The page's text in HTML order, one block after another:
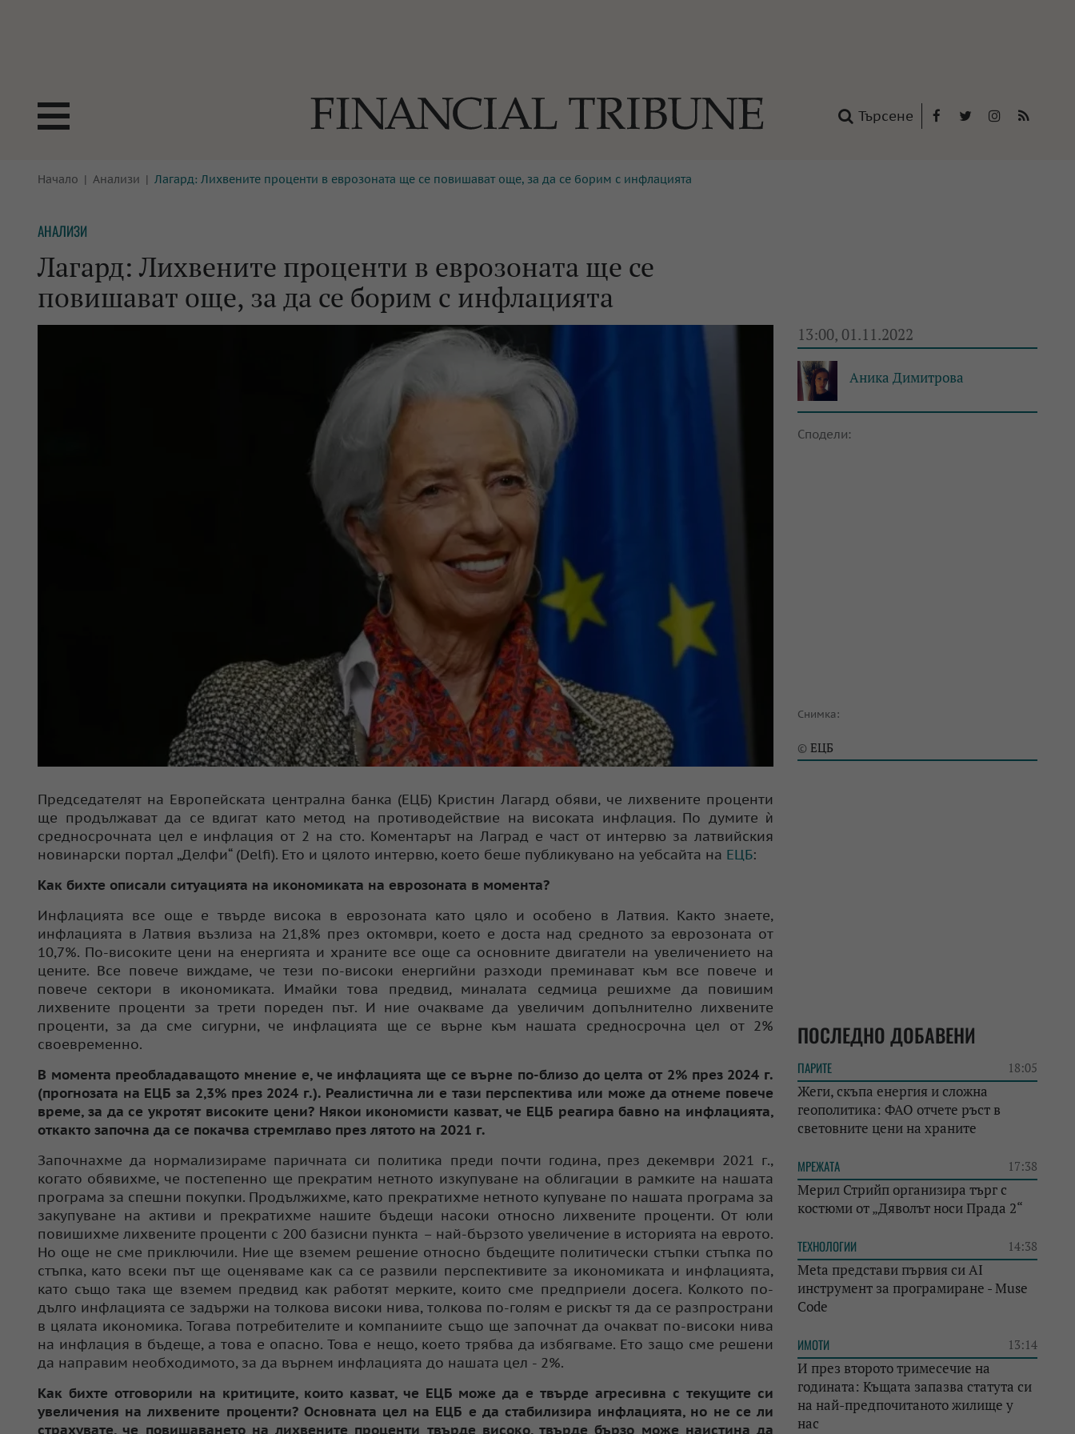
Търсене
БОРСИ
КРИПТО
БАНКИ
ПАРИТЕ
ЗАСТРАХОВАНЕ
ТЕХНОЛОГИИ
ИМОТИ
АВТОМОБИЛИ
МУЛТИМЕДИЯ
За нас Реклама
Начало Анализи Лагард: Лихвените проценти в еврозоната ще се повишават още, за да се борим с инфлацията
АНАЛИЗИ
Лагард: Лихвените проценти в еврозоната ще се
повишават още, за да се борим с инфлацията
13:00, 01.11.2022
Аника Димитрова
Сподели:
Снимка:
© ЕЦБ
Председателят на Европейската централна банка (ЕЦБ) Кристин Лагард обяви, че лихвените проценти
ще продължават да се вдигат като метод на противодействие на високата инфлация. По думите ѝ
средносрочната цел е инфлация от 2 на сто. Коментарът на Лаград е част от интервю за латвийския
новинарски портал „Делфи“ (Delfi). Ето и цялото интервю, което беше публикувано на уебсайта на ЕЦБ:
Как бихте описали ситуацията на икономиката на еврозоната в момента?
Инфлацията все още е твърде висока в еврозоната като цяло и особено в Латвия. Както знаете,
инфлацията в Латвия възлиза на 21,8% през октомври, което е доста над средното за еврозоната от
10,7%. По-високите цени на енергията и храните все още са основните двигатели на увеличението на
цените. Все повече виждаме, че тези по-високи енергийни разходи преминават към все повече и
повече сектори в икономиката. Имайки това предвид, миналата седмица решихме да повишим
лихвените проценти за трети пореден път. И ние очакваме да увеличим допълнително лихвените
проценти, за да сме сигурни, че инфлацията ще се върне към нашата средносрочна цел от 2%
своевременно.
В момента преобладаващото мнение е, че инфлацията ще се върне по-близо до целта от 2% през 2024 г.
(прогнозата на ЕЦБ за 2,3% през 2024 г.). Реалистична ли е тази перспектива или може да отнеме повече
време, за да се укротят високите цени? Някои икономисти казват, че ЕЦБ реагира бавно на инфлацията,
откакто започна да се покачва стремглаво през лятото на 2021 г.
Започнахме да нормализираме паричната си политика преди почти година, през декември 2021 г.,
когато обявихме, че постепенно ще прекратим нетното изкупуване на облигации в рамките на нашата
програма за спешни покупки. Продължихме, като прекратихме нетното купуване по нашата програма за
закупуване на активи и прекратихме нашите бъдещи насоки относно лихвените проценти. От юли
повишихме лихвените проценти с 200 базисни пункта – най-бързото увеличение в историята на еврото.
Но още не сме приключили. Ние ще вземем решение относно бъдещите политически стъпки стъпка по
стъпка, като всеки път ще оценяваме как са се развили перспективите за икономиката и инфлацията,
като също така ще вземем предвид как работят мерките, които сме предприели досега. Колкото по-
дълго инфлацията се задържи на толкова високи нива, толкова по-голям е рискът тя да се разпространи
в цялата икономика. Тогава потребителите и компаниите също ще започнат да очакват по-високи нива
на инфлация в бъдеще, а това е опасно. Това е нещо, което трябва да избягваме. Ето защо сме решени
да направим необходимото, за да върнем инфлацията до нашата цел - 2%.
Как бихте отговорили на критиците, които казват, че ЕЦБ може да е твърде агресивна с текущите си
увеличения на лихвените проценти? Основната цел на ЕЦБ е да стабилизира инфлацията, но не се ли
страхувате, че повишаването на лихвените проценти твърде високо, твърде бързо може наистина да
ПОСЛЕДНО ДОБАВЕНИ
ПАРИТЕ 18:05
Жеги, скъпа енергия и сложна
геополитика: ФАО отчете ръст в
световните цени на храните
МРЕЖАТА 17:38
Мерил Стрийп организира търг с
костюми от „Дяволът носи Прада 2“
ТЕХНОЛОГИИ 14:38
Meta представи първия си AI
инструмент за програмиране - Muse
Code
ИМОТИ 13:14
И през второто тримесечие на
годината: Къщата запазва статута си
на най-предпочитаното жилище у
нас